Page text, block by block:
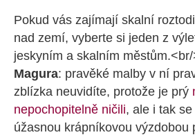
Pokud vás zajímají skalní
nad zemí, vyberte si jeden z
jeskyním a skalním
Magura: pravěké malby v ní
zblízka neuvidíte, protože je prý
nepochopitelně ničili, ale i tak
úžasnou krápníkovou výzdobou